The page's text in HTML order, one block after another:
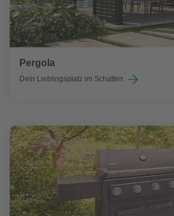
Pergola
Dein Lieblingsplatz im Schatten